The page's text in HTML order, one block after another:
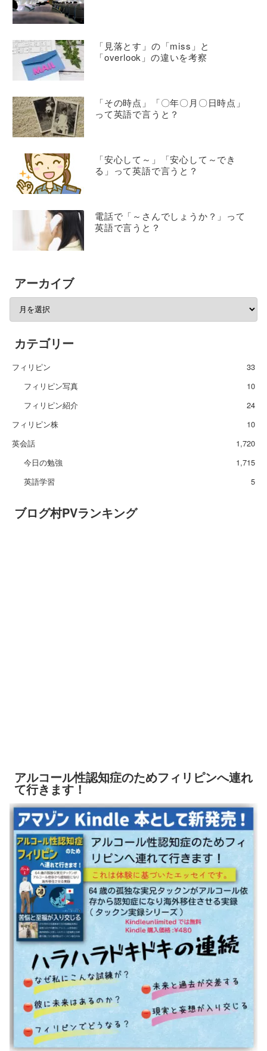
「見落とす」の「miss」と
「overlook」の違いを考察
「その時点」「〇年〇月〇日時点」
って英語で言うと？
「安心して～」「安心して～でき
る」って英語で言うと？
電話で「～さんでしょうか？」って
英語で言うと？
アーカイブ
カテゴリー
フィリピン
33
フィリピン写真
10
フィリピン紹介
24
フィリピン株
10
英会話
1,720
今日の勉強
1,715
英語学習
5
ブログ村PVランキング
アルコール性認知症のためフィリピンへ連れ
て行きます！